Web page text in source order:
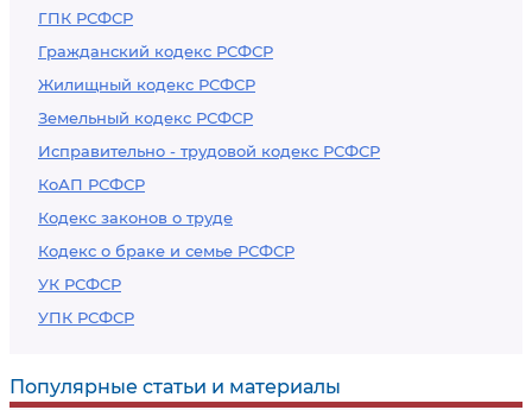
ГПК РСФСР
Гражданский кодекс РСФСР
Жилищный кодекс РСФСР
Земельный кодекс РСФСР
Исправительно - трудовой кодекс РСФСР
КоАП РСФСР
Кодекс законов о труде
Кодекс о браке и семье РСФСР
УК РСФСР
УПК РСФСР
Популярные статьи и материалы